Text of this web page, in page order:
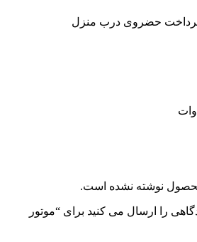
پرداخت حضروی درب منزل
نوشته نشده است.
را ارسال می کنید برای “موتور